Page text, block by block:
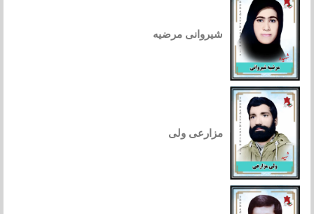
شیروانی مرضیه
مزارعی ولی